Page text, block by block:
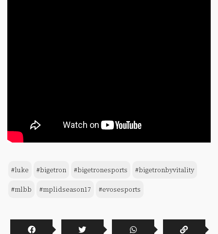
#luke #bigetron #bigetronesports #bigetronbyvitality
#mlbb #mplidseason17 #evosesports